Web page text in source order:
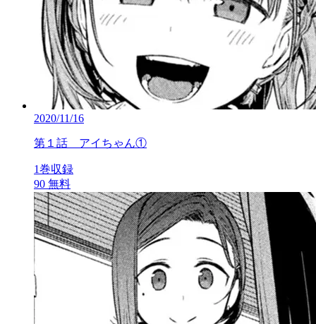
2020/11/16
第１話 アイちゃん①
1巻収録
90 無料